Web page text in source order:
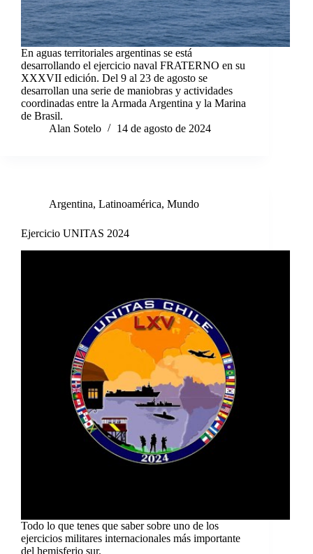
En aguas territoriales argentinas se está
desarrollando el ejercicio naval FRATERNO en su
XXXVII edición. Del 9 al 23 de agosto se
desarrollan una serie de maniobras y actividades
coordinadas entre la Armada Argentina y la Marina
de Brasil.
Alan Sotelo
14 de agosto de 2024
Argentina, Latinoamérica, Mundo
Ejercicio UNITAS 2024
Todo lo que tenes que saber sobre uno de los
ejercicios militares internacionales más importante
del hemisferio sur.